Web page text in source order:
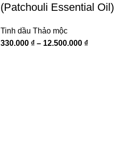
(Patchouli Essential Oil)
Tinh dầu Thảo mộc
330.000 ₫ – 12.500.000 ₫